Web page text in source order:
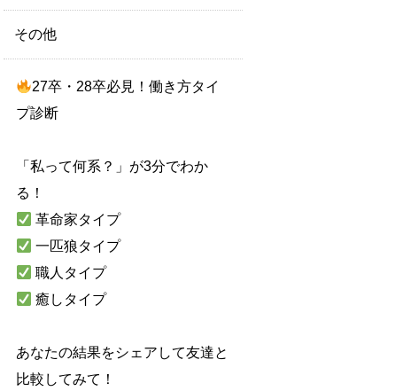
その他
27卒・28卒必見！働き方タイ
プ診断
「私って何系？」が3分でわか
る！
革命家タイプ
一匹狼タイプ
職人タイプ
癒しタイプ
あなたの結果をシェアして友達と
比較してみて！